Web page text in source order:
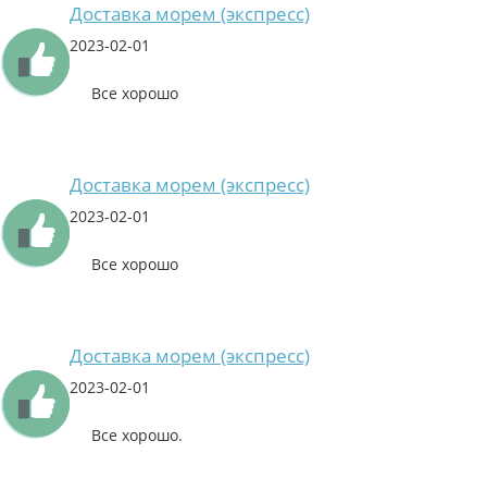
Доставка морем (экспресс)
2023-02-01
Все хорошо
Доставка морем (экспресс)
2023-02-01
Все хорошо
Доставка морем (экспресс)
2023-02-01
Все хорошо.